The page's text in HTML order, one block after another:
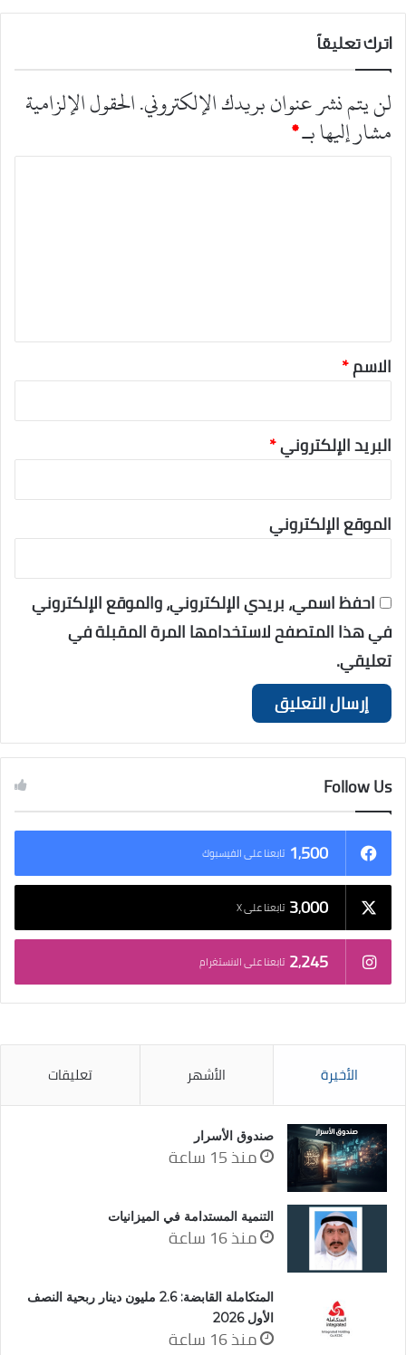
اترك تعليقاً
لن يتم نشر عنوان بريدك الإلكتروني.الحقول الإلزامية
مشار إليها بـ*
ا
الاسم*
البريد الإلكتروني*
الموقع الإلكتروني
احفظ اسمي، بريدي الإلكتروني، والموقع الإلكتروني
في هذا المتصفح لاستخدامها المرة المقبلة في
تعليقي.
Follow Us
1٬500 تابعنا على الفيسبوك
3٬000 تابعنا على X
2٬245 تابعنا على الانستغرام
الأخيرة الأشهر تعليقات
صندوق الأسرار
منذ 15 ساعة
التنمية المستدامة في الميزانيات
منذ 16 ساعة
المتكاملة القابضة: 2.6 مليون دينار ربحية النصف
الأول 2026
منذ 16 ساعة